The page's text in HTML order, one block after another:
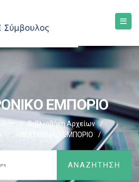
ΕΜΠΟΡΙΟ
/ Βιβλιοθήκη Αρχείων
/
/ ΗΛΕΚΤΡΟΝΙΚΟ ΕΜΠΟΡΙΟ /